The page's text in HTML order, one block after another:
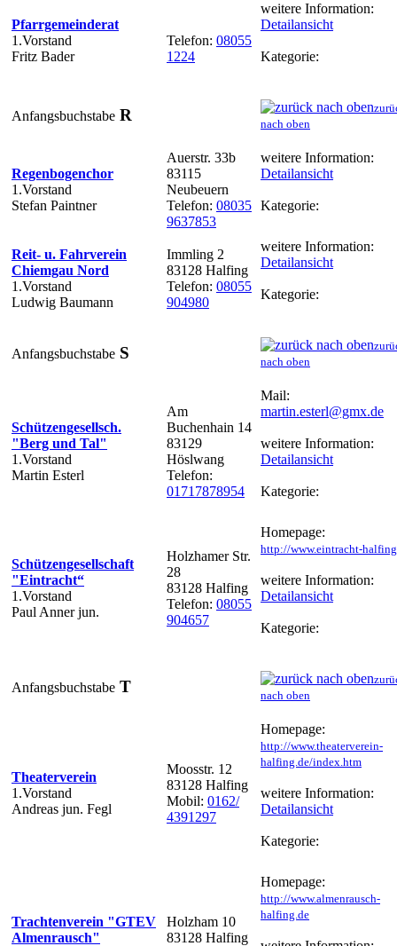
Pfarrgemeinderat
1.Vorstand
Fritz Bader
Telefon: 08055
1224
weitere Information:
Detailansicht
Kategorie:
Anfangsbuchstabe R
nach oben
Regenbogenchor
1.Vorstand
Stefan Paintner
Auerstr. 33b
83115
Neubeuern
Telefon: 08035
9637853
weitere Information:
Detailansicht
Kategorie:
Reit- u. Fahrverein
Chiemgau Nord
1.Vorstand
Ludwig Baumann
Immling 2
83128 Halfing
Telefon: 08055
904980
weitere Information:
Detailansicht
Kategorie:
Anfangsbuchstabe S
nach oben
Schützengesellsch.
"Berg und Tal"
1.Vorstand
Martin Esterl
Am
Buchenhain 14
83129
Höslwang
Telefon:
01717878954
Mail:
martin.esterl@gmx.de
weitere Information:
Detailansicht
Kategorie:
Schützengesellschaft
"Eintracht“
1.Vorstand
Paul Anner jun.
Holzhamer Str.
28
83128 Halfing
Telefon: 08055
904657
Homepage:
http://www.eintracht-
weitere Information:
Detailansicht
Kategorie:
Anfangsbuchstabe T
nach oben
Theaterverein
1.Vorstand
Andreas jun. Fegl
Moosstr. 12
83128 Halfing
Mobil: 0162/
4391297
Homepage:
http://www.theaterverein-
halfing.de/index.htm
weitere Information:
Detailansicht
Kategorie:
Trachtenverein "GTEV
Almenrausch"
Holzham 10
83128 Halfing
Homepage:
http://www.almenrausch-
halfing.de